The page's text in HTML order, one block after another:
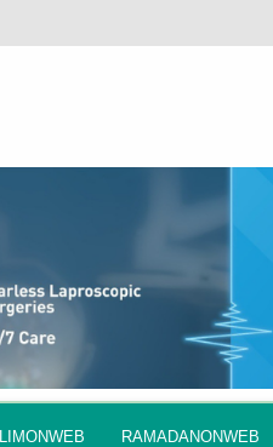
RAMADANONWEB